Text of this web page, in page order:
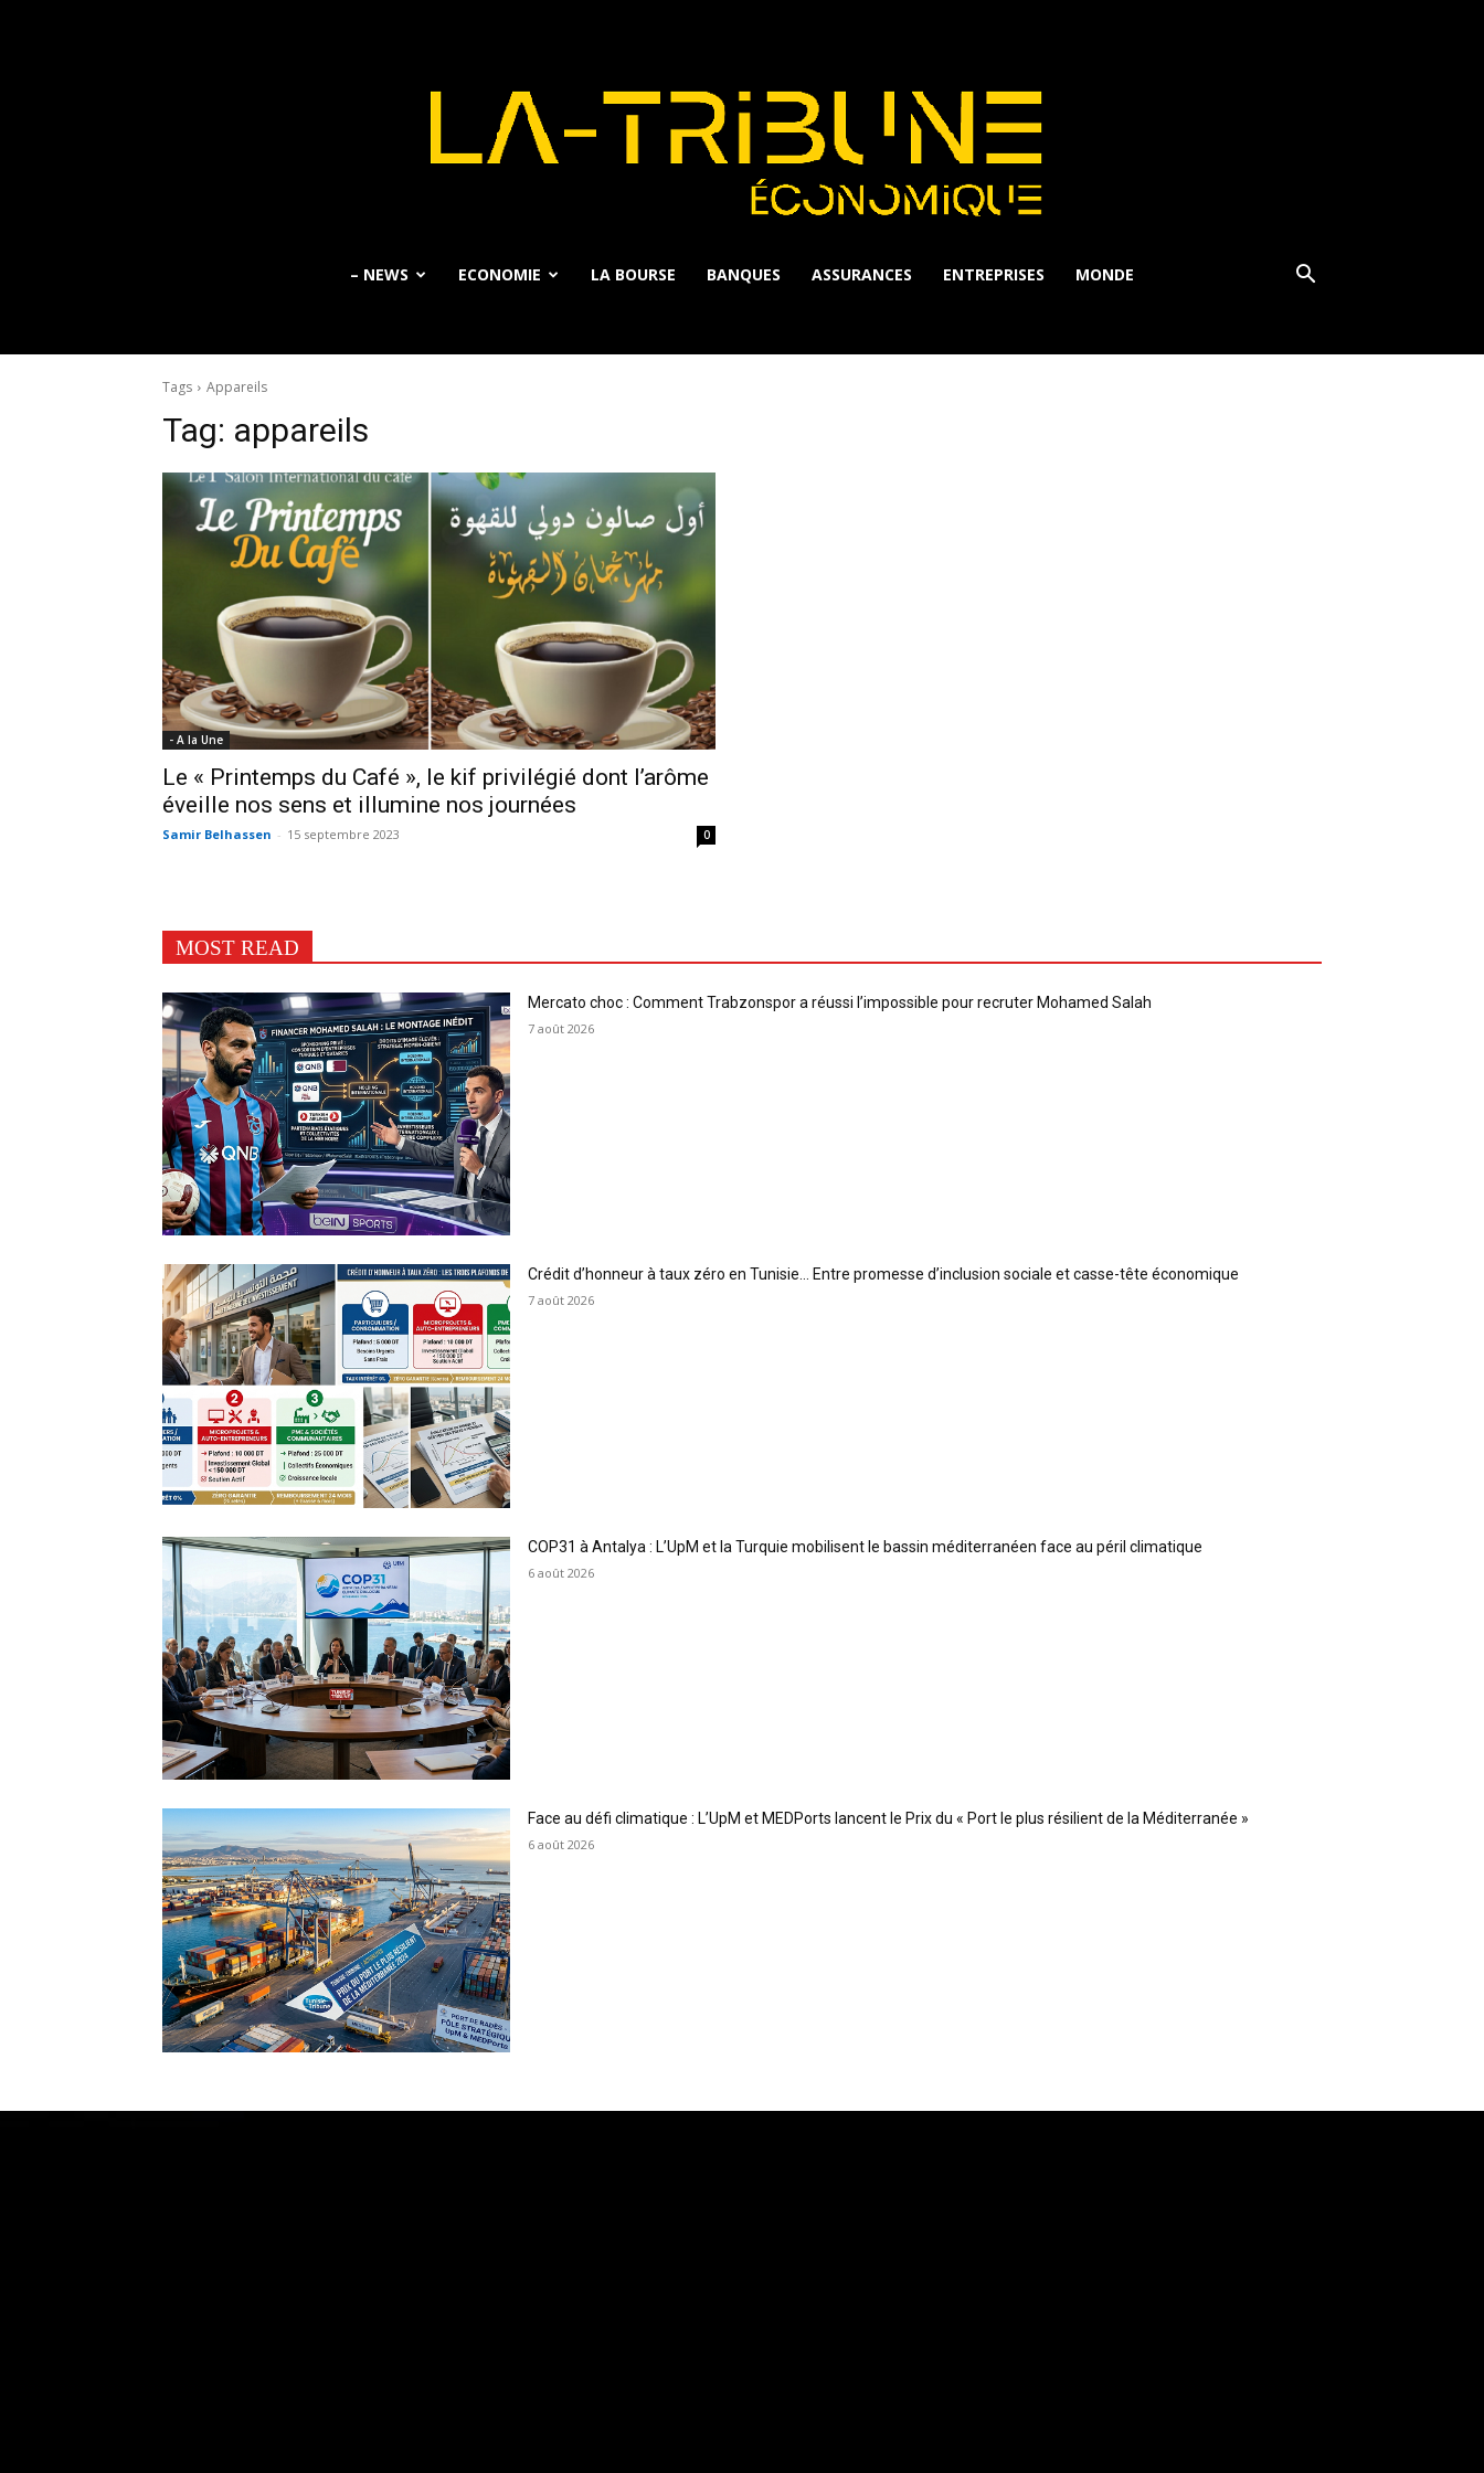
– NEWS ECONOMIE LA BOURSE BANQUES ASSURANCES ENTREPRISES MONDE
Tags Appareils
Tag: appareils
- A la Une
Le « Printemps du Café », le kif privilégié dont l’arôme
éveille nos sens et illumine nos journées
Samir Belhassen - 15 septembre 2023 0
MOST READ
Mercato choc : Comment Trabzonspor a réussi l’impossible pour recruter Mohamed Salah
7 août 2026
Crédit d’honneur à taux zéro en Tunisie… Entre promesse d’inclusion sociale et casse-tête économique
7 août 2026
COP31 à Antalya : L’UpM et la Turquie mobilisent le bassin méditerranéen face au péril climatique
6 août 2026
Face au défi climatique : L’UpM et MEDPorts lancent le Prix du « Port le plus résilient de la Méditerranée »
6 août 2026